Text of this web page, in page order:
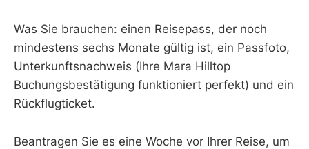
Was Sie brauchen: einen Reisepass, der noch
mindestens sechs Monate gültig ist, ein Passfoto,
Unterkunftsnachweis (Ihre Mara Hilltop
Buchungsbestätigung funktioniert perfekt) und ein
Rückflugticket.
Beantragen Sie es eine Woche vor Ihrer Reise, um